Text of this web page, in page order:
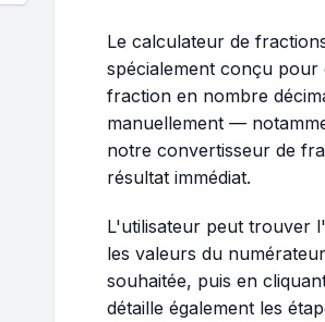
Le calculateur de
spécialement conçu
fraction en nombre
manuellement —
notre convertisseur de
résultat immédiat.
L'utilisateur peut trouver
les valeurs du
souhaitée, puis en
détaille également les